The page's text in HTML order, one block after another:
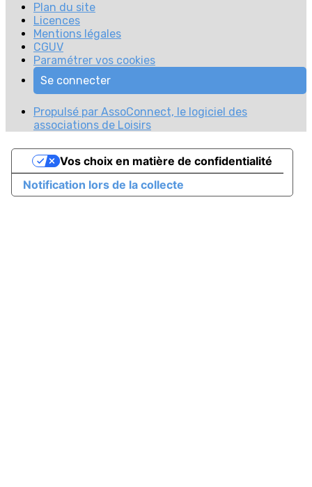
Plan du site
Licences
Mentions légales
CGUV
Paramétrer vos cookies
Se connecter
Propulsé par AssoConnect, le logiciel des
associations de Loisirs
Notification lors de la collecte
Vos choix en matière de confidentialité